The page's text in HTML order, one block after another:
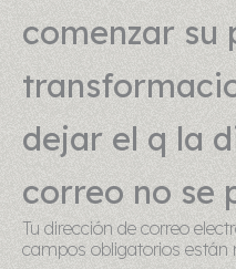
comenzar su
dejar el q la
correo no se
Tu dirección de correo
campos obligatorios están